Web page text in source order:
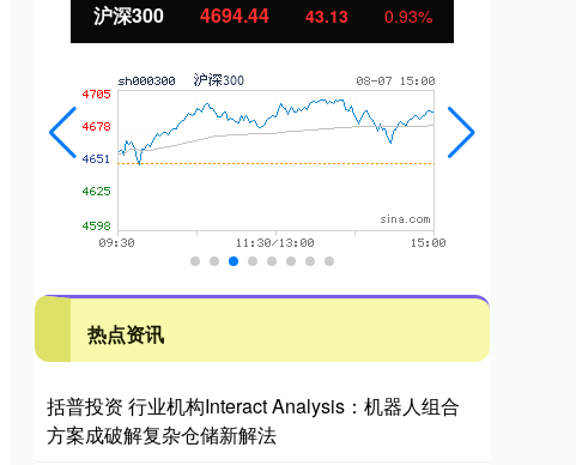
沪深300 4694.44 43.13 0.93%
热点资讯
括普投资 行业机构Interact Analysis：机器人组合
方案成破解复杂仓储新解法